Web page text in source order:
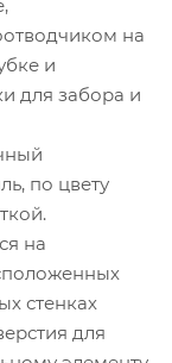
на
и
для забора и
по цвету
на
стенках
для